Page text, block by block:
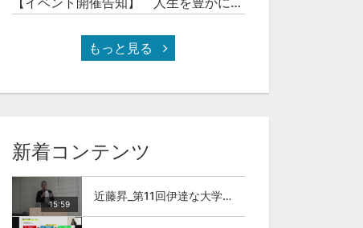
もっと見る
新着コンテンツ
15:59
近藤昇_第11回伊達な大学院セミナー